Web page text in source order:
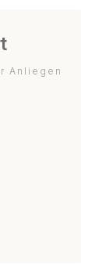
Anliegen